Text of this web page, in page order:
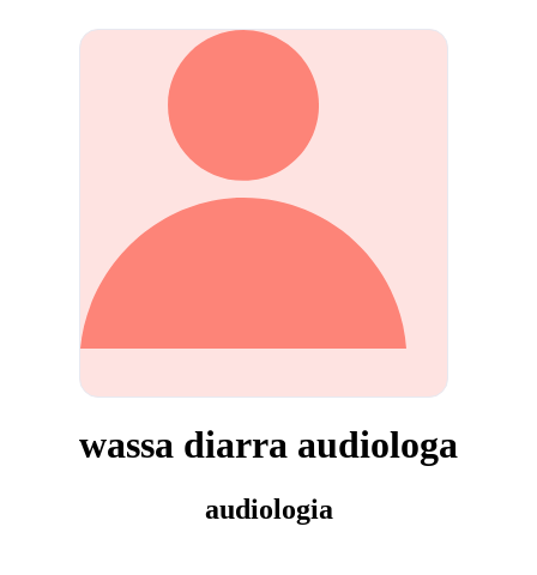
wassa diarra audiologa
audiologia